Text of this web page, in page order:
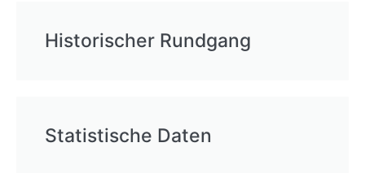
Historischer Rundgang
Statistische Daten